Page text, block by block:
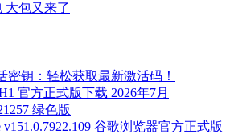
大包又来了
密钥：轻松获取最新激活码！
官方正式版下载 2026年7月
绿色版
v151.0.7922.109 谷歌浏览器官方正式版